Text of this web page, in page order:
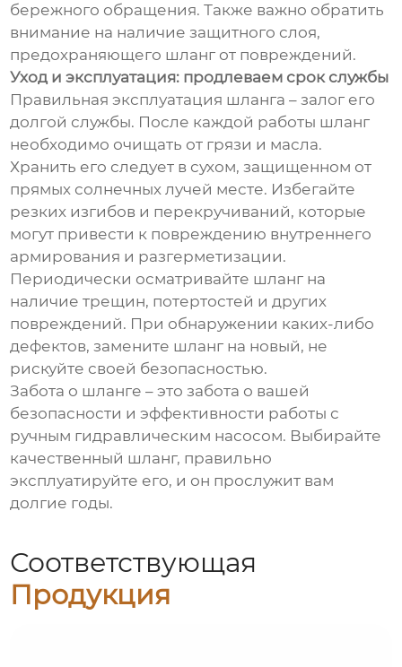
бережного обращения. Также важно обратить
внимание на наличие защитного слоя,
предохраняющего шланг от повреждений.
Уход и эксплуатация: продлеваем срок службы
Правильная эксплуатация шланга – залог его
долгой службы. После каждой работы шланг
необходимо очищать от грязи и масла.
Хранить его следует в сухом, защищенном от
прямых солнечных лучей месте. Избегайте
резких изгибов и перекручиваний, которые
могут привести к повреждению внутреннего
армирования и разгерметизации.
Периодически осматривайте шланг на
наличие трещин, потертостей и других
повреждений. При обнаружении каких-либо
дефектов, замените шланг на новый, не
рискуйте своей безопасностью.
Забота о шланге – это забота о вашей
безопасности и эффективности работы с
ручным гидравлическим насосом. Выбирайте
качественный шланг, правильно
эксплуатируйте его, и он прослужит вам
долгие годы.
Соответствующая
Продукция